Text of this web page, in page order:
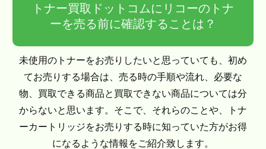
トナー買取ドットコムにリコーのトナ
ーを売る前に確認することは？
未使用のトナーをお売りしたいと思っていても、初め
てお売りする場合は、売る時の手順や流れ、必要な
物、買取できる商品と買取できない商品については分
からないと思います。そこで、それらのことや、トナ
ーカートリッジをお売りする時に知っていた方がお得
になるような情報をご紹介致します。